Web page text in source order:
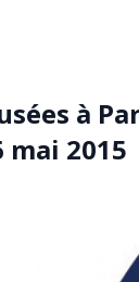
à
mai 2015